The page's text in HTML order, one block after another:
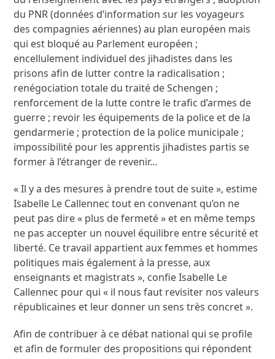
du PNR (données d’information sur les voyageurs
des compagnies aériennes) au plan européen mais
qui est bloqué au Parlement européen ;
encellulement individuel des jihadistes dans les
prisons afin de lutter contre la radicalisation ;
renégociation totale du traité de Schengen ;
renforcement de la lutte contre le trafic d’armes de
guerre ; revoir les équipements de la police et de la
gendarmerie ; protection de la police municipale ;
impossibilité pour les apprentis jihadistes partis se
former à l’étranger de revenir…
« Il y a des mesures à prendre tout de suite », estime
Isabelle Le Callennec tout en convenant qu’on ne
peut pas dire « plus de fermeté » et en même temps
ne pas accepter un nouvel équilibre entre sécurité et
liberté. Ce travail appartient aux femmes et hommes
politiques mais également à la presse, aux
enseignants et magistrats », confie Isabelle Le
Callennec pour qui « il nous faut revisiter nos valeurs
républicaines et leur donner un sens très concret ».
Afin de contribuer à ce débat national qui se profile
et afin de formuler des propositions qui répondent